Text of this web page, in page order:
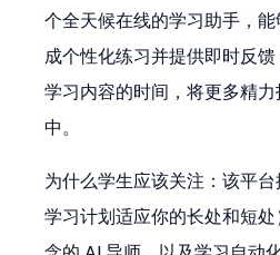
个全天候在线的学习助手，
成个性化练习并提供即时反
学习内容的时间，将更多精
中。
为什么学生应该关注：该平
学习计划适应你的长处和短